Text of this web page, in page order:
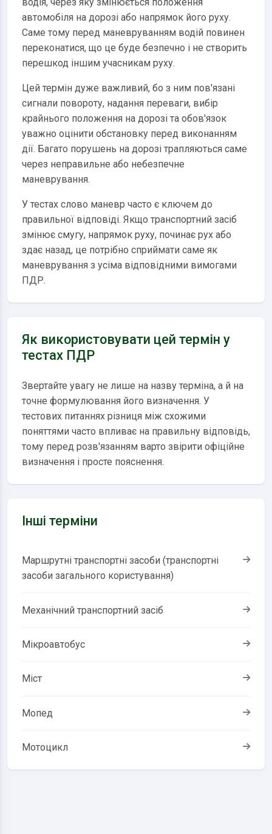
автомобіля на дорозі або напрямок його руху.
Саме тому перед маневруванням водій повинен
переконатися, що це буде безпечно і не створить
перешкод іншим учасникам руху.
Цей термін дуже важливий, бо з ним пов'язані
сигнали повороту, надання переваги, вибір
крайнього положення на дорозі та обов'язок
уважно оцінити обстановку перед виконанням
дії. Багато порушень на дорозі трапляються саме
через неправильне або небезпечне
маневрування.
У тестах слово маневр часто є ключем до
правильної відповіді. Якщо транспортний засіб
змінює смугу, напрямок руху, починає рух або
здає назад, це потрібно сприймати саме як
маневрування з усіма відповідними вимогами
ПДР.
Як використовувати цей термін у
тестах ПДР
Звертайте увагу не лише на назву терміна, а й на
точне формулювання його визначення. У
тестових питаннях різниця між схожими
поняттями часто впливає на правильну відповідь,
тому перед розв'язанням варто звірити офіційне
визначення і просте пояснення.
Інші терміни
Маршрутні транспортні засоби (транспортні
засоби загального користування)
Механічний транспортний засіб
Мікроавтобус
Міст
Мопед
Мотоцикл